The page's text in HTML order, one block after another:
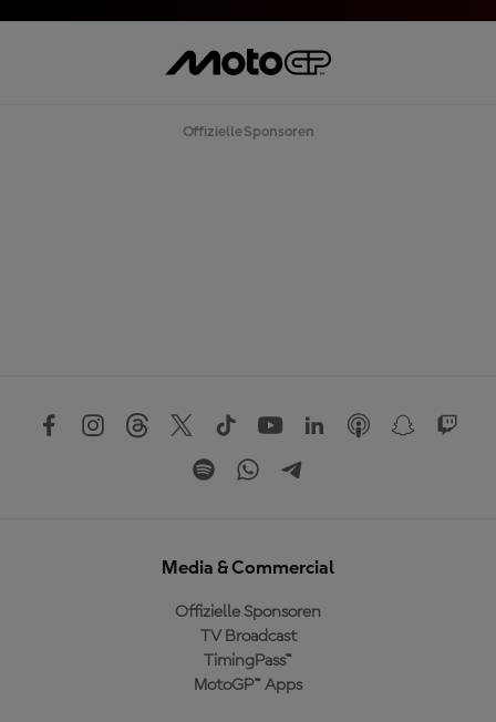
Offizielle Sponsoren
Media & Commercial
Offizielle Sponsoren
TV Broadcast
TimingPass™
MotoGP™ Apps